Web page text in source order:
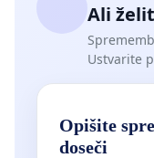
Ali
Ustvarite
Opišite
doseči